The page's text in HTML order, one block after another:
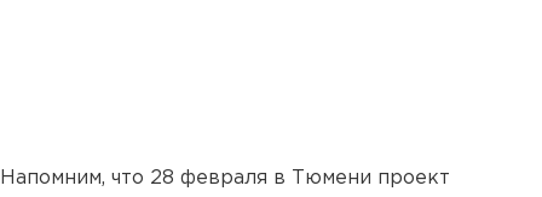
Напомним, что 28 февраля в Тюмени проект